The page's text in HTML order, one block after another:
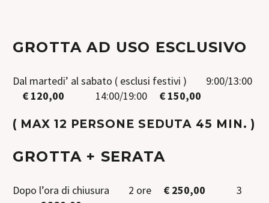
GROTTA AD USO ESCLUSIVO
Dal martedi’ al sabato ( esclusi festivi ) 9:00/13:00
€ 120,00 14:00/19:00 € 150,00
( MAX 12 PERSONE SEDUTA 45 MIN. )
GROTTA + SERATA
Dopo l’ora di chiusura 2 ore € 250,00 3